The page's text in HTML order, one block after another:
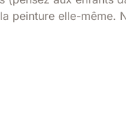
peinture elle-même.